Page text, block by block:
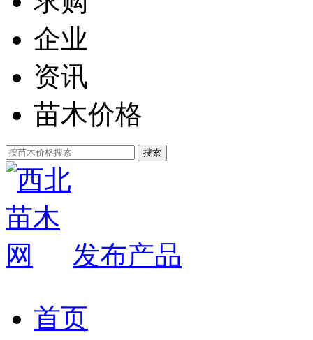
企业
资讯
苗木价格
发布产品
首页